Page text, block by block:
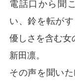
電話口から聞
い、鈴を転が
優しさを含む女
新田凛。
その声を聞い